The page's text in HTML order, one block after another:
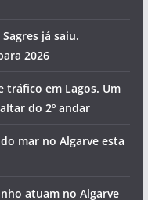
já saiu.
2026
tráfico em Lagos. Um
do 2º andar
mar no Algarve esta
atuam no Algarve